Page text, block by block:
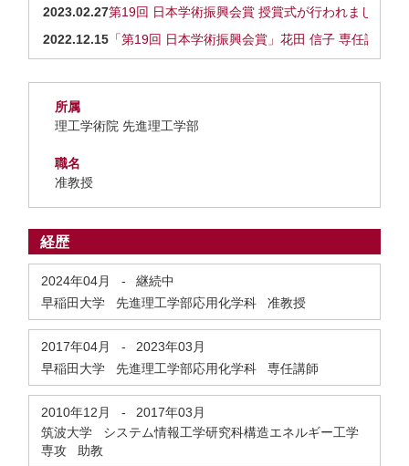
2023.02.27第19回 日本学術振興会賞 授賞式が行われました
2022.12.15 「第19回 日本学術振興会賞」花田 信子 専任講師
所属
理工学術院 先進理工学部
職名
准教授
経歴
2024年04月 -
継続中
早稲田大学 先進理工学部応用化学科 准教授
2017年04月 -
2023年03月
早稲田大学 先進理工学部応用化学科 専任講師
2010年12月 -
2017年03月
筑波大学 システム情報工学研究科構造エネルギー工学
専攻 助教